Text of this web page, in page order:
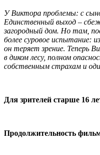
У Виктора проблемы: с
Единственный выход –
загородный дом. Но там,
более суровое испытание:
он теряет зрение. Теперь
в диком лесу, полном
собственным страхам и
Для зрителей старше 16
Продолжительность